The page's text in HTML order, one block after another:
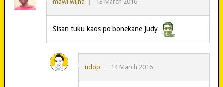
mawi wijna 13 March 2016
Sisan tuku kaos po bonekane Judy
ndop 14 March 2016